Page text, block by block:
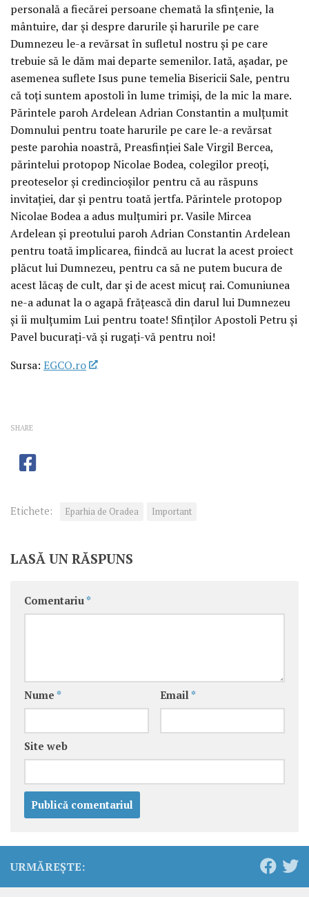
personală a fiecărei persoane chemată la sfințenie, la
mântuire, dar și despre darurile și harurile pe care
Dumnezeu le-a revărsat în sufletul nostru și pe care
trebuie să le dăm mai departe semenilor. Iată, așadar, pe
asemenea suflete Isus pune temelia Bisericii Sale, pentru
că toți suntem apostoli în lume trimiși, de la mic la mare.
Părintele paroh Ardelean Adrian Constantin a mulțumit
Domnului pentru toate harurile pe care le-a revărsat
peste parohia noastră, Preasfinției Sale Virgil Bercea,
părintelui protopop Nicolae Bodea, colegilor preoți,
preoteselor și credincioșilor pentru că au răspuns
invitației, dar și pentru toată jertfa. Părintele protopop
Nicolae Bodea a adus mulțumiri pr. Vasile Mircea
Ardelean și preotului paroh Adrian Constantin Ardelean
pentru toată implicarea, fiindcă au lucrat la acest proiect
plăcut lui Dumnezeu, pentru ca să ne putem bucura de
acest lăcaș de cult, dar și de acest micuț rai. Comuniunea
ne-a adunat la o agapă frățească din darul lui Dumnezeu
și îi mulțumim Lui pentru toate! Sfinților Apostoli Petru și
Pavel bucurați-vă și rugați-vă pentru noi!
Sursa: EGCO.ro
SHARE
Etichete: Eparhia de Oradea Important
LASĂ UN RĂSPUNS
Comentariu *
Nume * Email *
Site web
URMĂREȘTE: